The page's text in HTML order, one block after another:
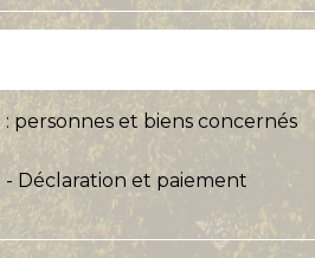
personnes et biens concernés
Déclaration et paiement